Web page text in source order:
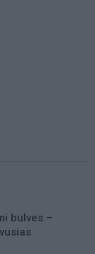
bulves –